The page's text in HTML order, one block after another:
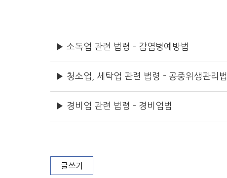
▶ 소독업 관련 법령 - 감염병예방법
▶ 청소업, 세탁업 관련 법령 - 공중위생관리법
▶ 경비업 관련 법령 - 경비업법
글쓰기